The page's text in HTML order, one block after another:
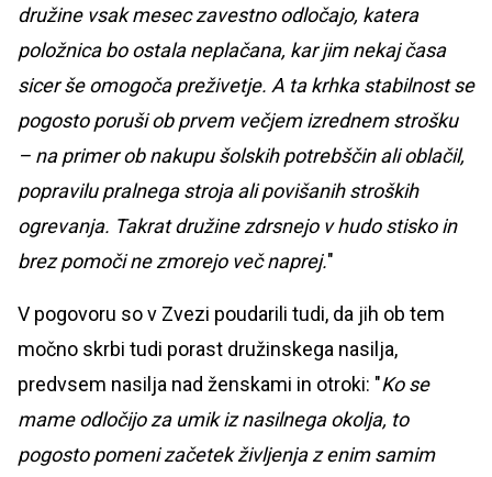
družine vsak mesec zavestno odločajo, katera
položnica bo ostala neplačana, kar jim nekaj časa
sicer še omogoča preživetje. A ta krhka stabilnost se
pogosto poruši ob prvem večjem izrednem strošku
– na primer ob nakupu šolskih potrebščin ali oblačil,
popravilu pralnega stroja ali povišanih stroških
ogrevanja. Takrat družine zdrsnejo v hudo stisko in
brez pomoči ne zmorejo več naprej."
V pogovoru so v Zvezi poudarili tudi, da jih ob tem
močno skrbi tudi porast družinskega nasilja,
predvsem nasilja nad ženskami in otroki: "Ko se
mame odločijo za umik iz nasilnega okolja, to
pogosto pomeni začetek življenja z enim samim